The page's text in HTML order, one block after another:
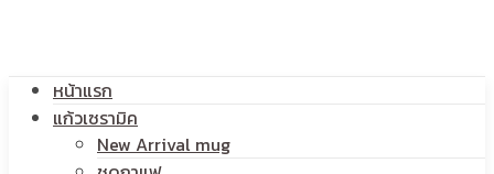
สกรีน
หน้าแรก
แก้วเซรามิค
New Arrival mug